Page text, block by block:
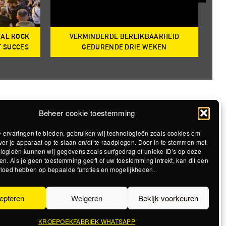
Beheer cookie toestemming
ervaringen te bieden, gebruiken wij technologieën zoals cookies om
je apparaat op te slaan en/of te raadplegen. Door in te stemmen met
kunnen wij gegevens zoals surfgedrag of unieke ID's op deze
Als je geen toestemming geeft of uw toestemming intrekt, kan dit een
hebben op bepaalde functies en mogelijkheden.
Weigeren Bekijk voorkeuren
KROEPOEKFABRIEK WHATSAPP
ROCK
SUCCES
VERMINDERDE BEREIKBAARHEID
GEDURENDE DRIE WEKEN